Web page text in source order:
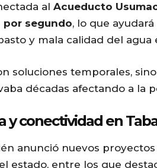
al Acueducto
por segundo, lo que
y mala calidad del agua
soluciones temporales,
décadas afectando a la
y conectividad en
anunció nuevos
estado, entre los que